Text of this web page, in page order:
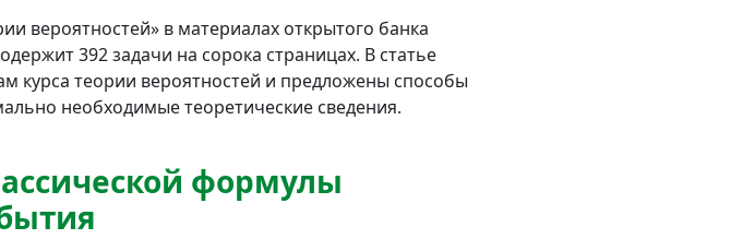
вероятностей» в материалах открытого банка
392 задачи на сорока страницах. В статье
курса теории вероятностей и предложены способы
необходимые теоретические сведения.
формулы